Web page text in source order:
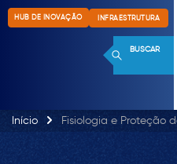
HUB DE INOVAÇÃO INFRAESTRUTURA
BUSCAR
Início Fisiologia e Proteção